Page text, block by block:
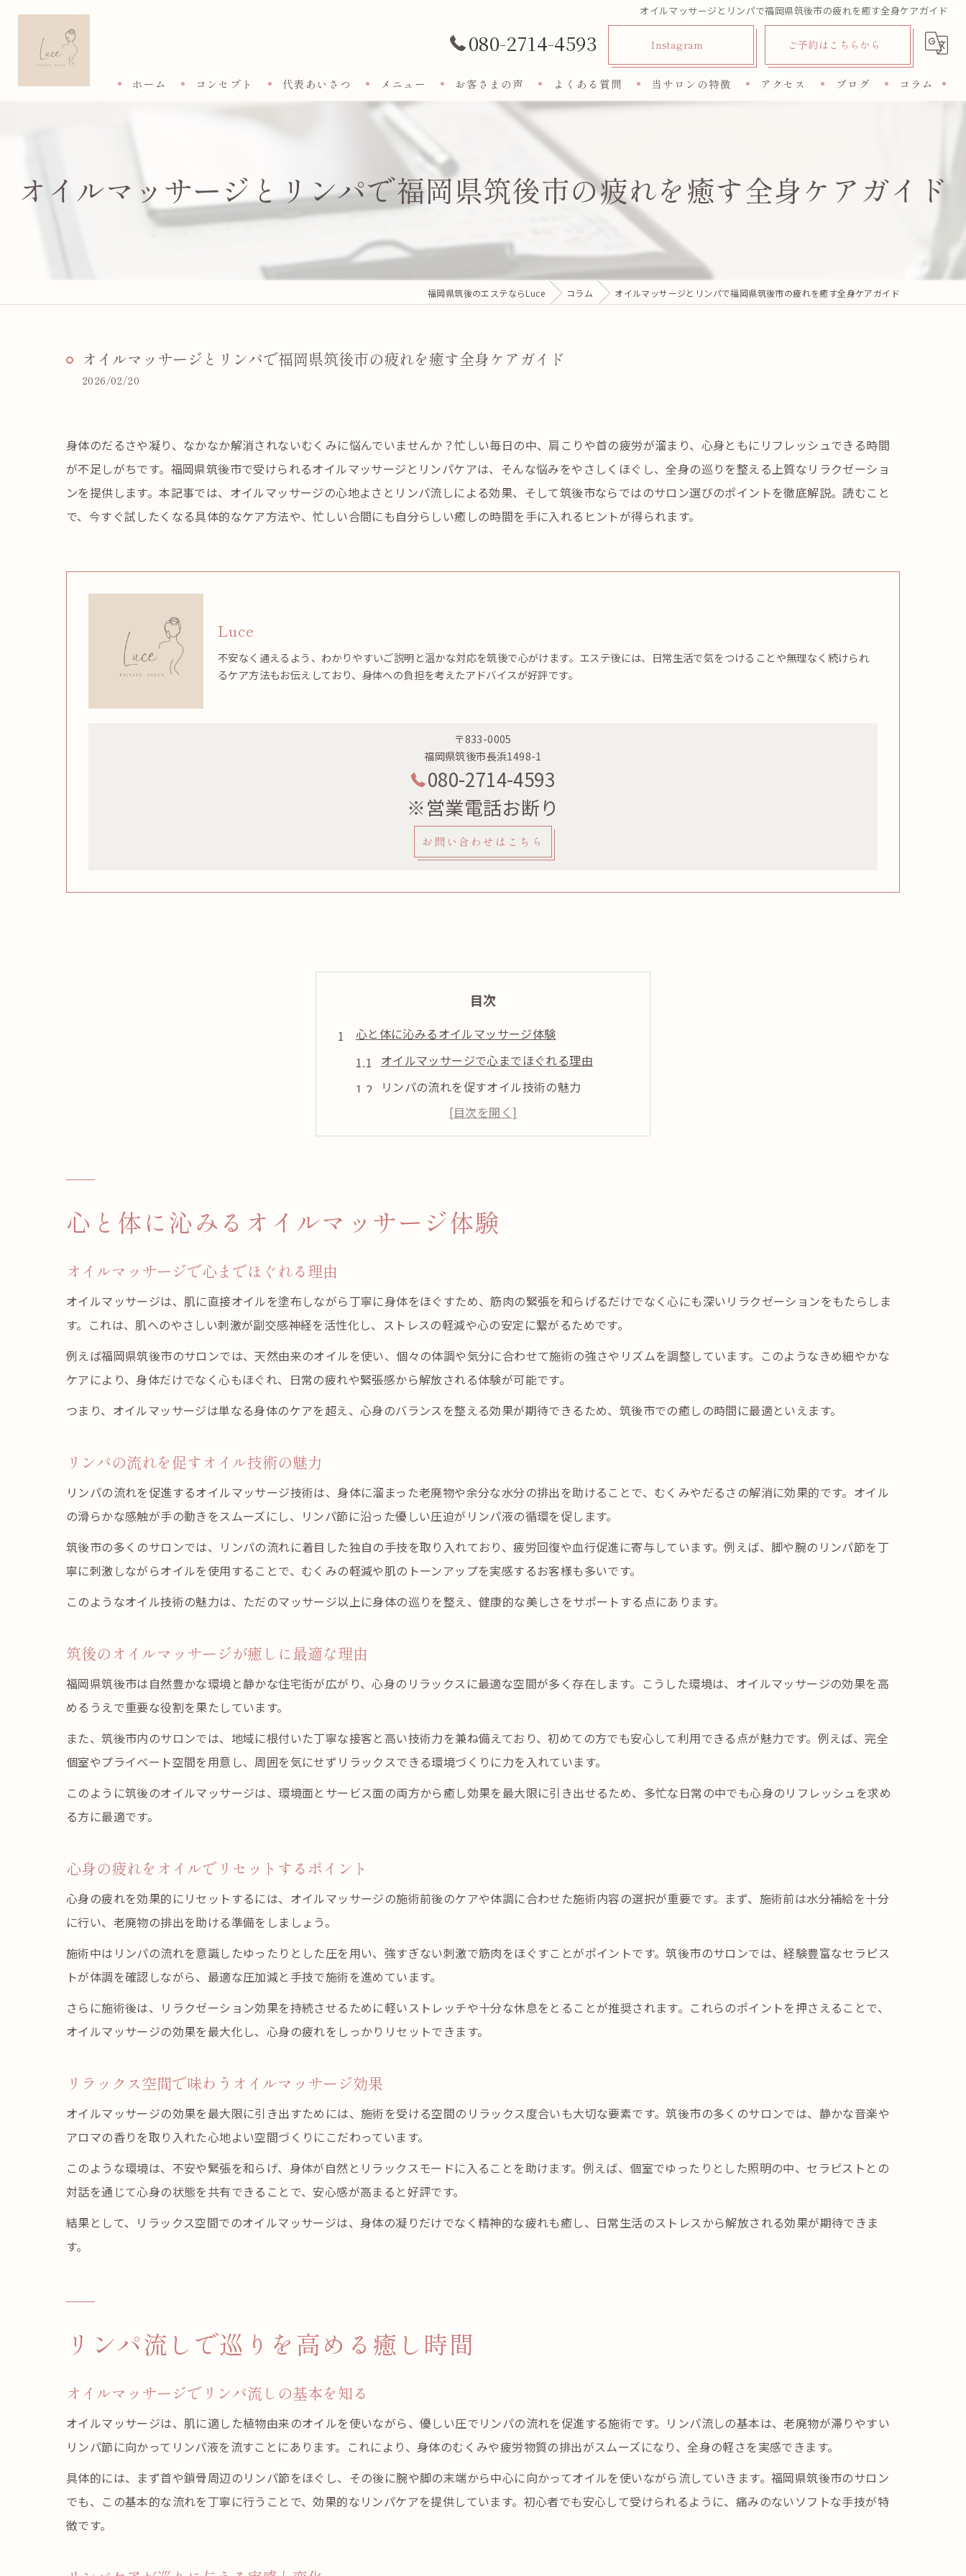
オイルマッサージとリンパで福岡県筑後市の疲れを癒す全身ケアガイド
080-2714-4593 Instagram ご予約はこちらから
ホーム コンセプト 代表あいさつ メニュー お客さまの声 よくある質問 当サロンの特徴
オイルトリートメント
リフレ
リラクゼーション
アクセス ブログ コラム
オイルマッサージとリンパで福岡県筑後市の疲れを癒す全身ケアガイド
福岡県筑後のエステならLuce コラム オイルマッサージとリンパで福岡県筑後市の疲れを癒す全身ケアガイド
オイルマッサージとリンパで福岡県筑後市の疲れを癒す全身ケアガイド
2026/02/20
身体のだるさや凝り、なかなか解消されないむくみに悩んでいませんか？忙しい毎日の中、肩こりや首の疲労が溜まり、心身ともにリフレッシュできる時間
が不足しがちです。福岡県筑後市で受けられるオイルマッサージとリンパケアは、そんな悩みをやさしくほぐし、全身の巡りを整える上質なリラクゼーショ
ンを提供します。本記事では、オイルマッサージの心地よさとリンパ流しによる効果、そして筑後市ならではのサロン選びのポイントを徹底解説。読むこと
で、今すぐ試したくなる具体的なケア方法や、忙しい合間にも自分らしい癒しの時間を手に入れるヒントが得られます。
Luce
不安なく通えるよう、わかりやすいご説明と温かな対応を筑後で心がけます。エステ後には、日常生活で気をつけることや無理なく続けられ
るケア方法もお伝えしており、身体への負担を考えたアドバイスが好評です。
〒833-0005
福岡県筑後市長浜1498-1
080-2714-4593
※営業電話お断り
お問い合わせはこちら
目次
心と体に沁みるオイルマッサージ体験
オイルマッサージで心までほぐれる理由
リンパの流れを促すオイル技術の魅力
筑後のオイルマッサージが癒しに最適な理由
心身の疲れをオイルでリセットするポイント
オイルマッサージでリンパ流しの基本を知る
オイルマッサージとリンパ流しの相乗効果
筑後の店舗で受けるリンパ流しの流れ
筑後市で叶う極上の全身リラックス法
全身を癒すオイルマッサージの施術ポイント
筑後のサロンで選ぶリラックスのコツ
オイルマッサージで深いリラクゼーション体験
むくみや疲労感を和らげる秘密とは
オイルマッサージがむくみに効く仕組み
リンパ流しで疲労感を根本から解消
オイルによる血行促進とそのメリット
深いリフレッシュを生むオイルブレンド術
心と体に沁みるオイルマッサージ体験
オイルマッサージで心までほぐれる理由
オイルマッサージは、肌に直接オイルを塗布しながら丁寧に身体をほぐすため、筋肉の緊張を和らげるだけでなく心にも深いリラクゼーションをもたらしま
す。これは、肌へのやさしい刺激が副交感神経を活性化し、ストレスの軽減や心の安定に繋がるためです。
例えば福岡県筑後市のサロンでは、天然由来のオイルを使い、個々の体調や気分に合わせて施術の強さやリズムを調整しています。このようなきめ細やかな
ケアにより、身体だけでなく心もほぐれ、日常の疲れや緊張感から解放される体験が可能です。
つまり、オイルマッサージは単なる身体のケアを超え、心身のバランスを整える効果が期待できるため、筑後市での癒しの時間に最適といえます。
リンパの流れを促すオイル技術の魅力
リンパの流れを促進するオイルマッサージ技術は、身体に溜まった老廃物や余分な水分の排出を助けることで、むくみやだるさの解消に効果的です。オイル
の滑らかな感触が手の動きをスムーズにし、リンパ節に沿った優しい圧迫がリンパ液の循環を促します。
筑後市の多くのサロンでは、リンパの流れに着目した独自の手技を取り入れており、疲労回復や血行促進に寄与しています。例えば、脚や腕のリンパ節を丁
寧に刺激しながらオイルを使用することで、むくみの軽減や肌のトーンアップを実感するお客様も多いです。
このようなオイル技術の魅力は、ただのマッサージ以上に身体の巡りを整え、健康的な美しさをサポートする点にあります。
筑後のオイルマッサージが癒しに最適な理由
福岡県筑後市は自然豊かな環境と静かな住宅街が広がり、心身のリラックスに最適な空間が多く存在します。こうした環境は、オイルマッサージの効果を高
めるうえで重要な役割を果たしています。
また、筑後市内のサロンでは、地域に根付いた丁寧な接客と高い技術力を兼ね備えており、初めての方でも安心して利用できる点が魅力です。例えば、完全
個室やプライベート空間を用意し、周囲を気にせずリラックスできる環境づくりに力を入れています。
このように筑後のオイルマッサージは、環境面とサービス面の両方から癒し効果を最大限に引き出せるため、多忙な日常の中でも心身のリフレッシュを求め
る方に最適です。
心身の疲れをオイルでリセットするポイント
心身の疲れを効果的にリセットするには、オイルマッサージの施術前後のケアや体調に合わせた施術内容の選択が重要です。まず、施術前は水分補給を十分
に行い、老廃物の排出を助ける準備をしましょう。
施術中はリンパの流れを意識したゆったりとした圧を用い、強すぎない刺激で筋肉をほぐすことがポイントです。筑後市のサロンでは、経験豊富なセラピス
トが体調を確認しながら、最適な圧加減と手技で施術を進めています。
さらに施術後は、リラクゼーション効果を持続させるために軽いストレッチや十分な休息をとることが推奨されます。これらのポイントを押さえることで、
オイルマッサージの効果を最大化し、心身の疲れをしっかりリセットできます。
リラックス空間で味わうオイルマッサージ効果
オイルマッサージの効果を最大限に引き出すためには、施術を受ける空間のリラックス度合いも大切な要素です。筑後市の多くのサロンでは、静かな音楽や
アロマの香りを取り入れた心地よい空間づくりにこだわっています。
このような環境は、不安や緊張を和らげ、身体が自然とリラックスモードに入ることを助けます。例えば、個室でゆったりとした照明の中、セラピストとの
対話を通じて心身の状態を共有できることで、安心感が高まると好評です。
結果として、リラックス空間でのオイルマッサージは、身体の凝りだけでなく精神的な疲れも癒し、日常生活のストレスから解放される効果が期待できま
す。
リンパ流しで巡りを高める癒し時間
オイルマッサージでリンパ流しの基本を知る
オイルマッサージは、肌に適した植物由来のオイルを使いながら、優しい圧でリンパの流れを促進する施術です。リンパ流しの基本は、老廃物が滞りやすい
リンパ節に向かってリンパ液を流すことにあります。これにより、身体のむくみや疲労物質の排出がスムーズになり、全身の軽さを実感できます。
具体的には、まず首や鎖骨周辺のリンパ節をほぐし、その後に腕や脚の末端から中心に向かってオイルを使いながら流していきます。福岡県筑後市のサロン
でも、この基本的な流れを丁寧に行うことで、効果的なリンパケアを提供しています。初心者でも安心して受けられるように、痛みのないソフトな手技が特
徴です。